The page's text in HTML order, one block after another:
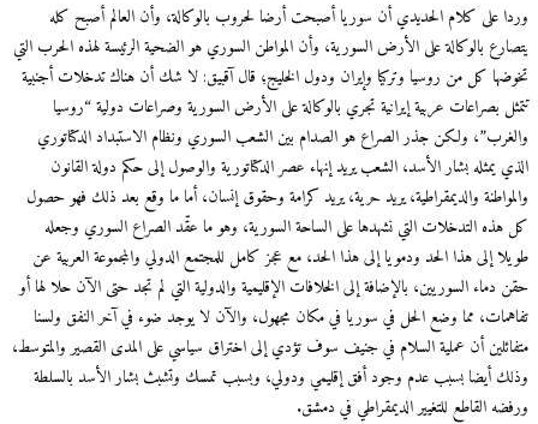
على كلام الحديدي أن سوريا أصبحت أرضا لحروب بالوكالة، وأن العالم أصبح كله
بالوكالة على الأرض السورية، وأن المواطن السوري هو الضحية الرئيسة لهذه الحرب التي
كل من روسيا وتركيا وإيران ودول الخليج؛ قال آقبيق: لا شك أن هناك تدخلات أجنبية
بصراعات عربية إيرانية تجري بالوكالة على الأرض السورية وصراعات دولية “روسيا
ولكن جذر الصراع هو الصدام بين الشعب السوري ونظام الاستبداد الدكتاتوري
يمثله بشار الأسد، الشعب يريد إنهاء عصر الدكتاتورية والوصول إلى حكم دولة القانون
والديمقراطية، يريد حرية، يريد كرامة وحقوق إنسان، أما ما وقع بعد ذلك فهو حصول
التدخلات التي نشهدها على الساحة السورية، وهو ما عقّد الصراع السوري وجعله
إلى هذا الحد ودمويا إلى هذا الحد، مع عجز كامل للمجتمع الدولي والمجموعة العربية عن
السوريين، بالإضافة إلى الخلافات الإقليمية والدولية التي لم تجد حتى الآن حلا لها أو
مما وضع الحل في سوريا في مكان مجهول، والآن لا يوجد ضوء في آخر النفق ولسنا
أن عملية السلام في جنيف سوف تؤدي إلى اختراق سياسي على المدى القصير والمتوسط،
أيضا بسبب عدم وجود أفق إقليمي ودولي، وبسبب تمسك وتشبث بشار الأسد بالسلطة
القاطع للتغيير الديمقراطي في دمشق.